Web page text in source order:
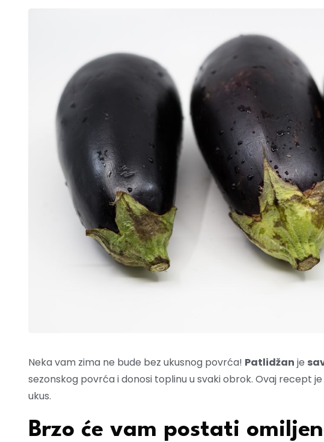
Neka vam zima ne bude bez ukusnog povrća! Patlidžan je
sezonskog povrća i donosi toplinu u svaki obrok. Ovaj recept
ukus.
Brzo će vam postati